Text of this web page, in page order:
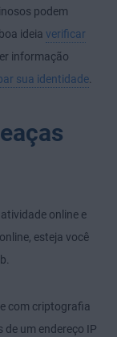
podem
ideia verificar
informação
sua identidade
online e
esteja você
com criptografia
um endereço IP